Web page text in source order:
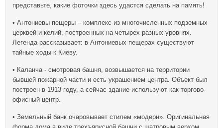
представьте, какие фоточки здесь удастся сделать на память!
• Антониевы пещеры – комплекс из многочисленных подземных
церквей и келий, построенных на четырех разных уровнях.
Легенда рассказывает: в Антониевых пещерах существуют
тайные ходы к Киеву.
• Каланча - смотровая башня, возвышается на территории
бывшей пожарной части и есть украшением центра. Объект был
построен в 1913 году, а сейчас здание используют как торгово-
офисный центр.
• Земельный банк очаровывает стилем «модерн». Оригинальная